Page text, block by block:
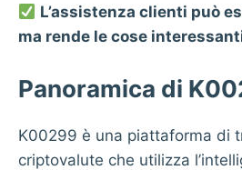
L’assistenza clienti può
ma rende le cose
Panoramica di
K00299 è una piattaforma di
criptovalute che utilizza